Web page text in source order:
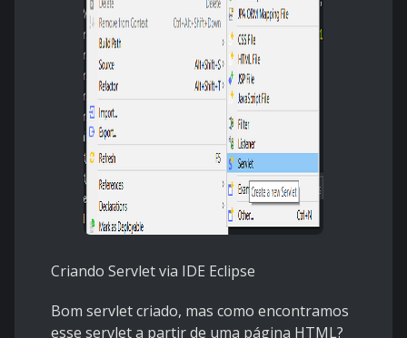
Criando Servlet via IDE Eclipse
Bom servlet criado, mas como encontramos
esse servlet a partir de uma página HTML?